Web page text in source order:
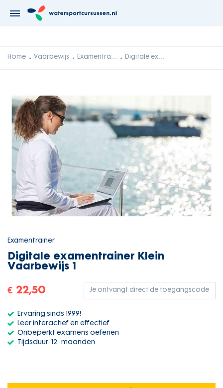
Home Vaarbewijs Examentrainer Digitale examentrainer Klein Vaarbewijs 1
Examentrainer
Digitale examentrainer Klein
Vaarbewijs 1
€ 22,50 Je ontvangt direct de toegangscode
Ervaring sinds 1999!
Leer interactief en effectief
Onbeperkt examens oefenen
Tijdsduur: 12 maanden